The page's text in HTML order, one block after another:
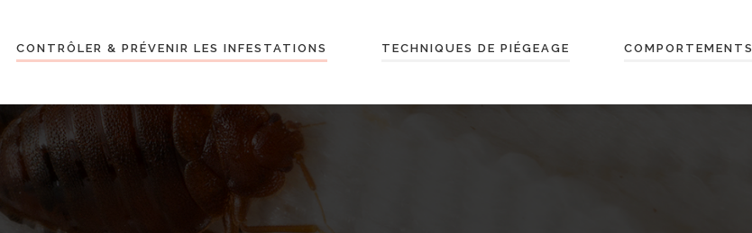
CONTRÔLER & PRÉVENIR LES INFESTATIONS TECHNIQUES DE PIÉGEAGE